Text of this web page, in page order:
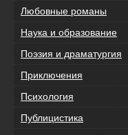
Любовные романы
Наука и образование
Поэзия и драматургия
Приключения
Психология
Публицистика